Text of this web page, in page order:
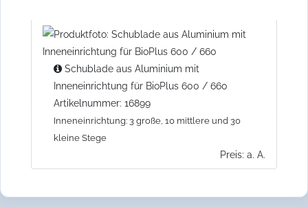
Schublade aus Aluminium mit
Inneneinrichtung für BioPlus 600 / 660
Artikelnummer: 16899
Inneneinrichtung: 3 große, 10 mittlere und 30
kleine Stege
Preis: a. A.